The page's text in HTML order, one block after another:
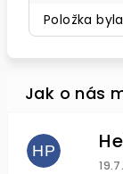
Položka
HP